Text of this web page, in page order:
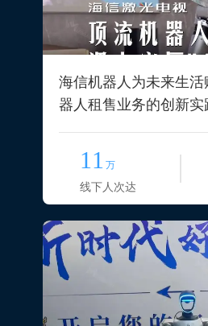
海信机器人为未来生
器人租售业务的创新实
11 万
线下人次达